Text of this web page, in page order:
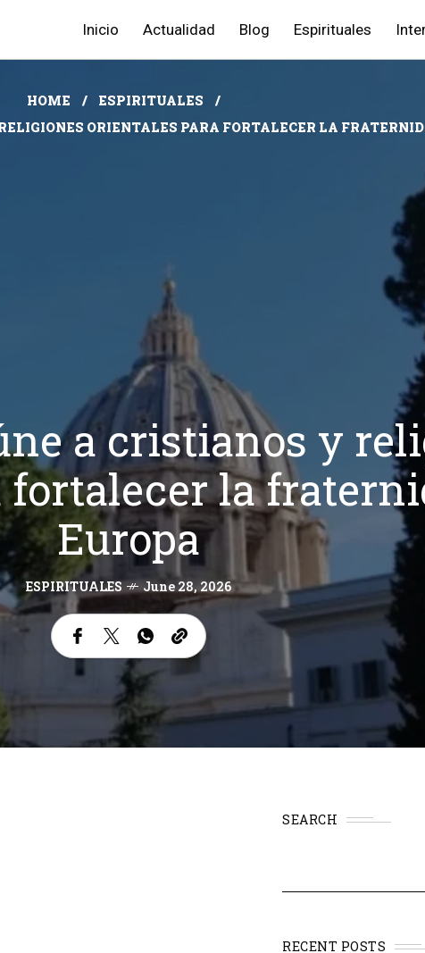
Inicio Actualidad Blog Espirituales
HOME
ESPIRITUALES
ORIENTALES PARA FORTALECER LA
a cristianos y
la
Europa
ESPIRITUALES June 28, 2026
SEARCH
RECENT POSTS